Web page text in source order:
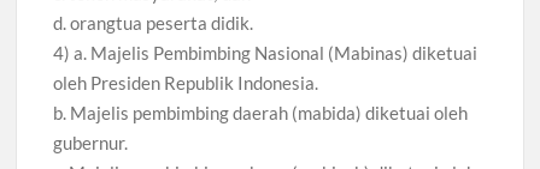
d. orangtua peserta didik.
4) a. Majelis Pembimbing Nasional (Mabinas) diketuai
oleh Presiden Republik Indonesia.
b. Majelis pembimbing daerah (mabida) diketuai oleh
gubernur.